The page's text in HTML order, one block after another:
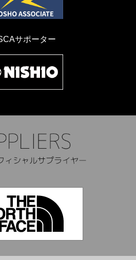
サポーター